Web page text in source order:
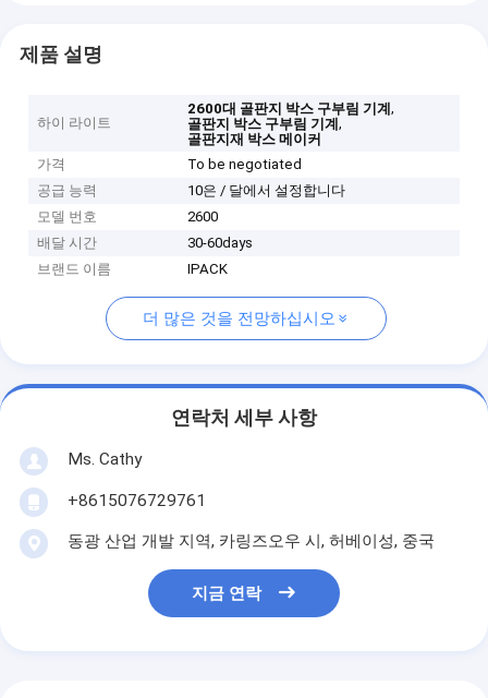
제품 설명
하이 라이트
2600대 골판지 박스 구부림 기계,
골판지 박스 구부림 기계,
골판지재 박스 메이커
가격
To be negotiated
공급 능력
10은 / 달에서 설정합니다
모델 번호
2600
배달 시간
30-60days
브랜드 이름
IPACK
더 많은 것을 전망하십시오
연락처 세부 사항
Ms. Cathy
+8615076729761
동광 산업 개발 지역, 카링즈오우 시, 허베이성, 중국
지금 연락